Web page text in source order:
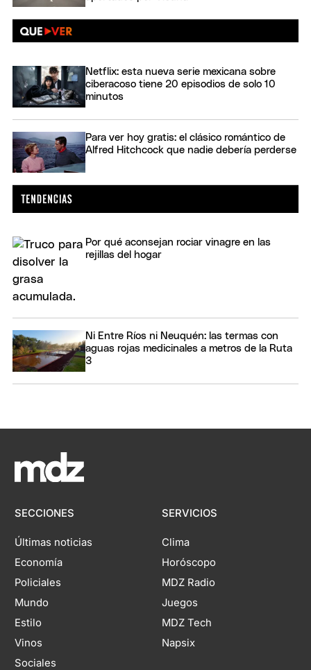
Netflix: esta nueva serie mexicana sobre
ciberacoso tiene 20 episodios de solo 10
minutos
Para ver hoy gratis: el clásico romántico de
Alfred Hitchcock que nadie debería perderse
Por qué aconsejan rociar vinagre en las
rejillas del hogar
Ni Entre Ríos ni Neuquén: las termas con
aguas rojas medicinales a metros de la Ruta
3
SECCIONES
Últimas noticias
Economía
Policiales
Mundo
Estilo
Vinos
Sociales
SERVICIOS
Clima
Horóscopo
MDZ Radio
Juegos
MDZ Tech
Napsix